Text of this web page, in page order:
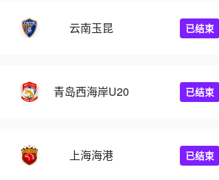
云南玉昆 已结束
青岛西海岸U20 已结束
上海海港 已结束